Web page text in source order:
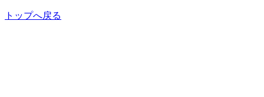
トップへ戻る